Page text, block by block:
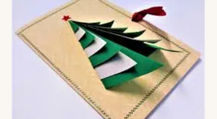
CHANOT!
ENTRÉE
LIBRE
DU
26
NOVEMBRE
DÉCEMBRE